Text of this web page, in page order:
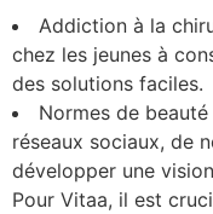
Addiction à la
chez les jeunes à
des solutions faciles.
Normes de
réseaux sociaux, de
développer une
Pour Vitaa, il est